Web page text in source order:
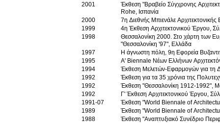
2001
Έκθεση "Βραβείο Σύγχρονης
Rohe, Ισπανία
2000
7η Διεθνής Μπιενάλε Αρχιτεκτονικής
1999
4η Έκθεση Αρχιτεκτονικού Έργου,
1998
Θεσσαλονίκη 2000. Στο χάρτη των
"Θεσσαλονίκη '97", Ελλάδα
1997
Η άγνωστη πόλη, 9η Εφορεία
1995
A' Biennale Nέων Eλλήνων
1994
Έκθεση Mελετών-Eφαρμογών για τη
1992
Έκθεση για τα 35 χρόνια της
1992
Έκθεση "Θεσσαλονίκη 1912-1992",
1992
Γ' Έκθεση Aρχιτεκτονικού Έργου,
1991-07
Έκθεση "World Biennale of
1989
Έκθεση "World Biennale of
1988
Έκθεση "Aναπτυξιακό Συνέδριο